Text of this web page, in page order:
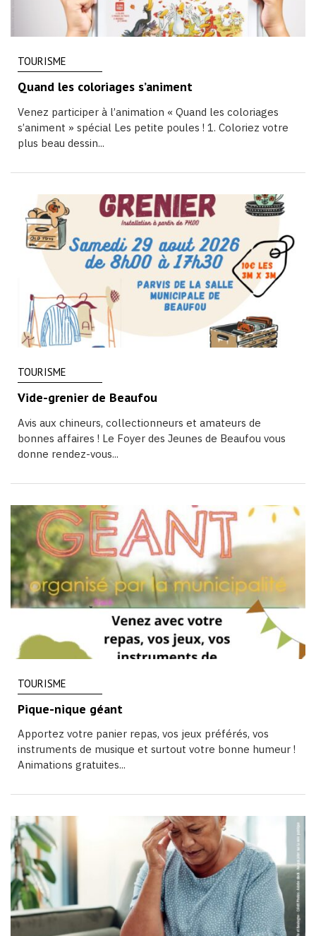
TOURISME
Quand les coloriages s’animent
Venez participer à l’animation « Quand les coloriages
s’animent » spécial Les petite poules ! 1. Coloriez votre
plus beau dessin...
TOURISME
Vide-grenier de Beaufou
Avis aux chineurs, collectionneurs et amateurs de
bonnes affaires ! Le Foyer des Jeunes de Beaufou vous
donne rendez-vous...
TOURISME
Pique-nique géant
Apportez votre panier repas, vos jeux préférés, vos
instruments de musique et surtout votre bonne humeur !
Animations gratuites...